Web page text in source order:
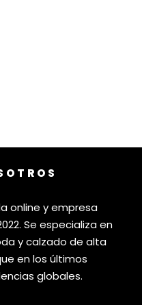
online y empresa
Se especializa en
y calzado de alta
en los últimos
globales.